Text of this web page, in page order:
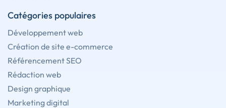
Catégories populaires
Développement web
Création de site e-commerce
Référencement SEO
Rédaction web
Design graphique
Marketing digital